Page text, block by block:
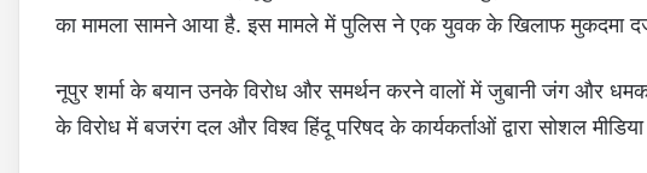
का मामला सामने आया है. इस मामले में पुलिस ने एक युवक के खिलाफ मुकदमा
नूपुर शर्मा के बयान उनके विरोध और समर्थन करने वालों में जुबानी जंग और
के विरोध में बजरंग दल और विश्व हिंदू परिषद के कार्यकर्ताओं द्वारा सोशल